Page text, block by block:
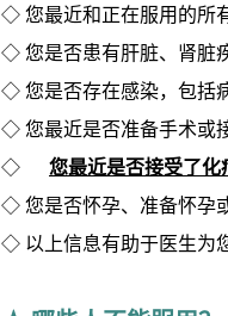
◇ 您最近和正在服用的所
◇ 您是否患有肝脏、肾脏
◇ 您是否存在感染，包括
◇ 您最近是否准备手术或
◇
您最近是否接受了化
◇ 您是否怀孕、准备怀孕
◇ 以上信息有助于医生为